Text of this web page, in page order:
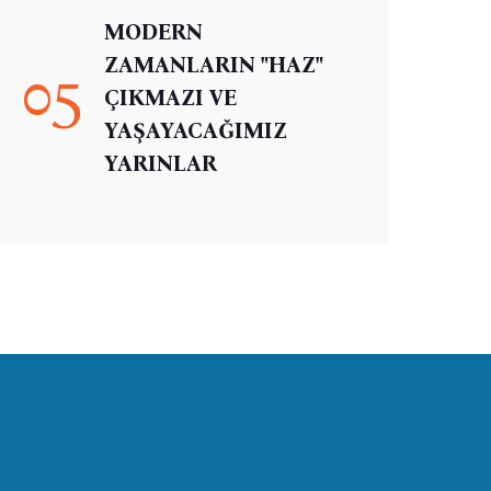
05
MODERN
ZAMANLARIN "HAZ"
ÇIKMAZI VE
YAŞAYACAĞIMIZ
YARINLAR